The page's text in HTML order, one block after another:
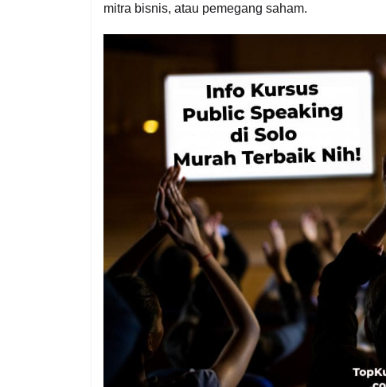
mitra bisnis, atau pemegang saham.